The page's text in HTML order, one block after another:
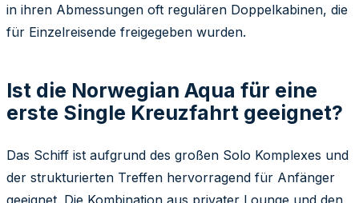
in ihren Abmessungen oft regulären Doppelkabinen, die
für Einzelreisende freigegeben wurden.
Ist die Norwegian Aqua für eine
erste Single Kreuzfahrt geeignet?
Das Schiff ist aufgrund des großen Solo Komplexes und
der strukturierten Treffen hervorragend für Anfänger
geeignet. Die Kombination aus privater Lounge und den